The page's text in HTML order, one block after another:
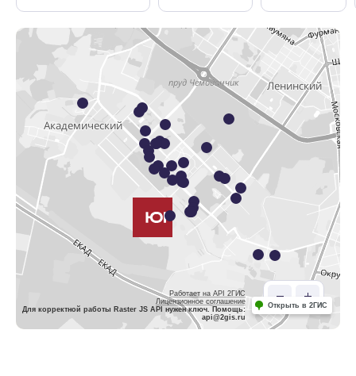
Работает на API 2ГИС
Лицензионное соглашение
Для корректной работы Raster JS API нужен ключ. Помощь:
api@2gis.ru
Открыть в 2ГИС